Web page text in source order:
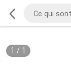
1 / 1